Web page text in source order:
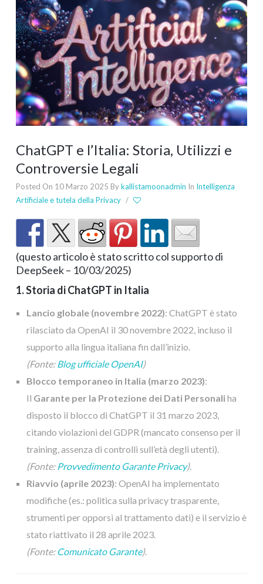
ChatGPT e l’Italia: Storia, Utilizzi e
Controversie Legali
Posted On 10 Marzo 2025 Bykallistamoonadmin In Intelligenza
Artificiale e tutela della Privacy /
(questo articolo è stato scritto col supporto di
DeepSeek – 10/03/2025)
1. Storia di ChatGPT in Italia
Lancio globale (novembre 2022): ChatGPT è stato
rilasciato da OpenAI il 30 novembre 2022, incluso il
supporto alla lingua italiana fin dall’inizio.
(Fonte:Blog ufficiale OpenAI)
Blocco temporaneo in Italia (marzo 2023):
Il Garante per la Protezione dei Dati Personaliha
disposto il blocco di ChatGPT il 31 marzo 2023,
citando violazioni del GDPR (mancato consenso per il
training, assenza di controlli sull’età degli utenti).
(Fonte: Provvedimento Garante Privacy).
Riavvio (aprile 2023): OpenAI ha implementato
modifiche (es.: politica sulla privacy trasparente,
strumenti per opporsi al trattamento dati) e il servizio è
stato riattivato il 28 aprile 2023.
(Fonte: Comunicato Garante).